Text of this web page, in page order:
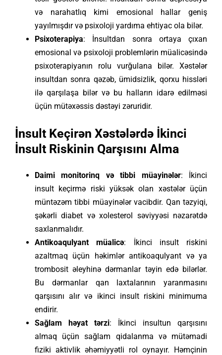
və narahatlıq kimi emosional hallar geniş
yayılmışdır və psixoloji yardıma ehtiyac ola bilər.
Psixoterapiya: İnsultdan sonra ortaya çıxan
emosional və psixoloji problemlərin müalicəsində
psixoterapiyanın rolu vurğulana bilər. Xəstələr
insultdan sonra qəzəb, ümidsizlik, qorxu hissləri
ilə qarşılaşa bilər və bu halların idarə edilməsi
üçün mütəxəssis dəstəyi zəruridir.
İnsult Keçirən Xəstələrdə İkinci
İnsult Riskinin Qarşısını Alma
Daimi monitorinq və tibbi müayinələr: İkinci
insult keçirmə riski yüksək olan xəstələr üçün
müntəzəm tibbi müayinələr vacibdir. Qan təzyiqi,
şəkərli diabet və xolesterol səviyyəsi nəzarətdə
saxlanmalıdır.
Antikoaqulyant müalicə: İkinci insult riskini
azaltmaq üçün həkimlər antikoaqulyant və ya
trombosit əleyhinə dərmanlar təyin edə bilərlər.
Bu dərmanlar qan laxtalarının yaranmasını
qarşısını alır və ikinci insult riskini minimuma
endirir.
Sağlam həyat tərzi: İkinci insultun qarşısını
almaq üçün sağlam qidalanma və mütəmadi
fiziki aktivlik əhəmiyyətli rol oynayır. Həmçinin